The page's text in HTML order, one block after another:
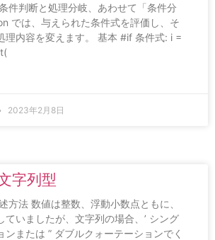
件判断と処理分岐、あわせて「条件分
では、与えられた条件式を評価し、そ
理内容を変えます。 基本 #if 条件式: i =
2023年2月8日
字列型
方法 数値は整数、浮動小数点ともに、
ていましたが、文字列の場合、’ シング
ンまたは ” ダブルクォーテーションでく